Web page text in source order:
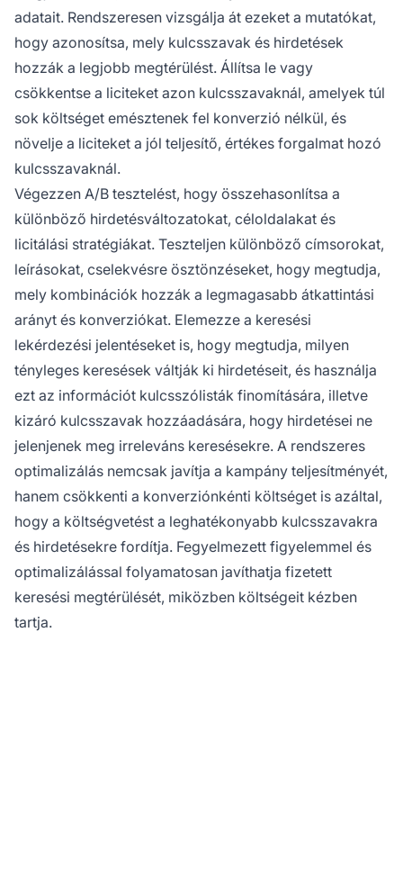
adatait. Rendszeresen vizsgálja át ezeket a mutatókat,
hogy azonosítsa, mely kulcsszavak és hirdetések
hozzák a legjobb megtérülést. Állítsa le vagy
csökkentse a liciteket azon kulcsszavaknál, amelyek túl
sok költséget emésztenek fel konverzió nélkül, és
növelje a liciteket a jól teljesítő, értékes forgalmat hozó
kulcsszavaknál.
Végezzen A/B tesztelést, hogy összehasonlítsa a
különböző hirdetésváltozatokat, céloldalakat és
licitálási stratégiákat. Teszteljen különböző címsorokat,
leírásokat, cselekvésre ösztönzéseket, hogy megtudja,
mely kombinációk hozzák a legmagasabb átkattintási
arányt és konverziókat. Elemezze a keresési
lekérdezési jelentéseket is, hogy megtudja, milyen
tényleges keresések váltják ki hirdetéseit, és használja
ezt az információt kulcsszólisták finomítására, illetve
kizáró kulcsszavak hozzáadására, hogy hirdetései ne
jelenjenek meg irreleváns keresésekre. A rendszeres
optimalizálás nemcsak javítja a kampány teljesítményét,
hanem csökkenti a konverziónkénti költséget is azáltal,
hogy a költségvetést a leghatékonyabb kulcsszavakra
és hirdetésekre fordítja. Fegyelmezett figyelemmel és
optimalizálással folyamatosan javíthatja fizetett
keresési megtérülését, miközben költségeit kézben
tartja.